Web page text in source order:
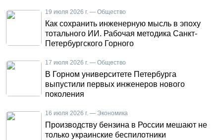
19 июля 2026 г. — Общество
Как сохранить инженерную мысль в эпоху
тотального ИИ. Рабочая методика Санкт-
Петербургского Горного
17 июля 2026 г. — Общество
В Горном университете Петербурга
выпустили первых инженеров нового
поколения
16 июля 2026 г. — Экономика
Производству бензина в России мешают не
только украинские беспилотники